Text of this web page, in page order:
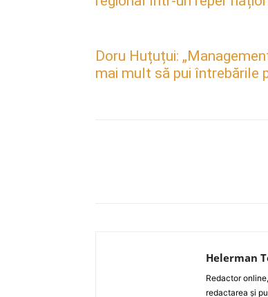
Doru Huțuțui:
mai mult să pui întrebările
Helerman
Redactor
redactarea și